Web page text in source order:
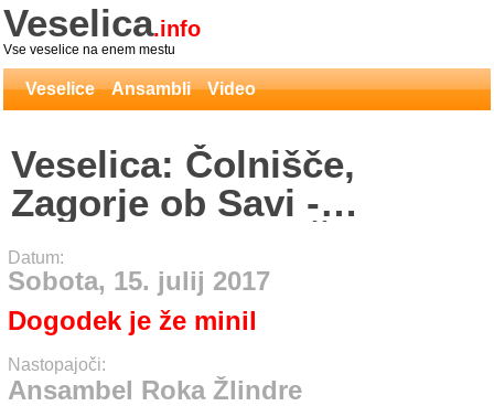
Veselica.info
Vse veselice na enem mestu
Veselice Ansambli Video
Veselica: Čolnišče,
Zagorje ob Savi -
Ansambel Roka Žlindre
Datum:
Sobota, 15. julij 2017
Dogodek je že minil
Nastopajoči:
Ansambel Roka Žlindre